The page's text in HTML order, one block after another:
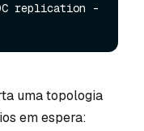
replication -
uma topologia
em espera: